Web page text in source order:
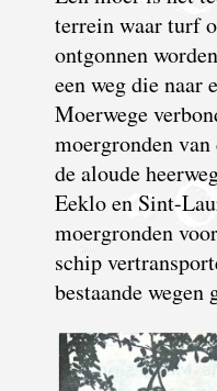
terrein waar turf
ontgonnen
een weg die
Moerwege
moergronden
de aloude
Eeklo en Sint-
moergronden
schip
bestaande wegen